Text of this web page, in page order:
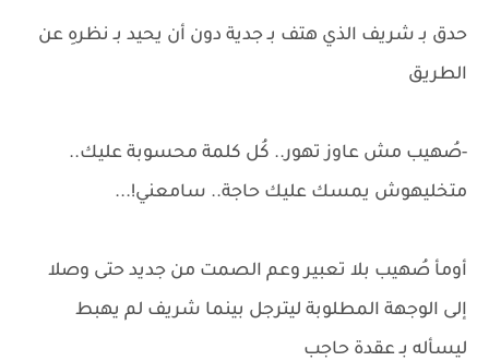
حدق بـ شريف الذي هتف بـ جدية دون أن يحيد بـ نظرهِ عن
الطريق
-صُهيب مش عاوز تهور.. كُل كلمة محسوبة عليك..
متخليهوش يمسك عليك حاجة.. سامعني!...
أومأ صُهيب بلا تعبير وعم الصمت من جديد حتى وصلا
إلى الوجهة المطلوبة ليترجل بينما شريف لم يهبط
ليسأله بـ عقدة حاجب